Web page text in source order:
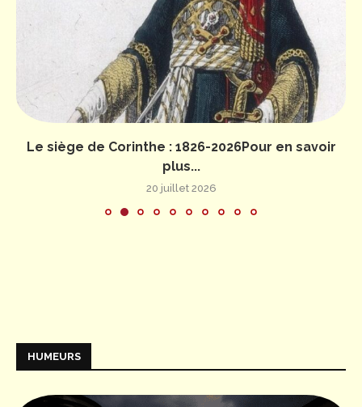
Le siège de Corinthe : 1826-2026Pour en savoir
plus...
20 juillet 2026
HUMEURS